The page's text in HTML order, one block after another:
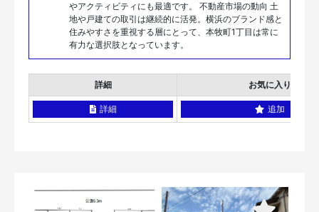
やアクティビティにも最適です。 不動産市場の動向 土
地や戸建ての取引は継続的に活発。横浜のブランド感と
住みやすさを重視する層にとって、本牧町1丁目は常に
有力な選択肢となっています。
詳細 お気に入り
詳細 追加